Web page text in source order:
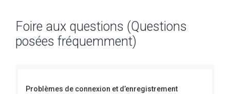
Foire aux questions (Questions
posées fréquemment)
Problèmes de connexion et d’enregistrement